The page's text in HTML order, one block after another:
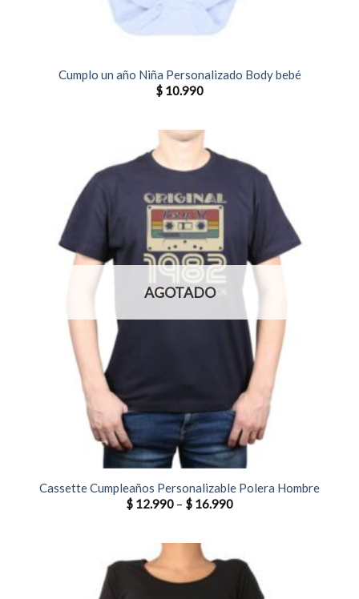
Cumplo un año Niña Personalizado Body bebé
$ 10.990
AGOTADO
Cassette Cumpleaños Personalizable Polera Hombre
$ 12.990 – $ 16.990